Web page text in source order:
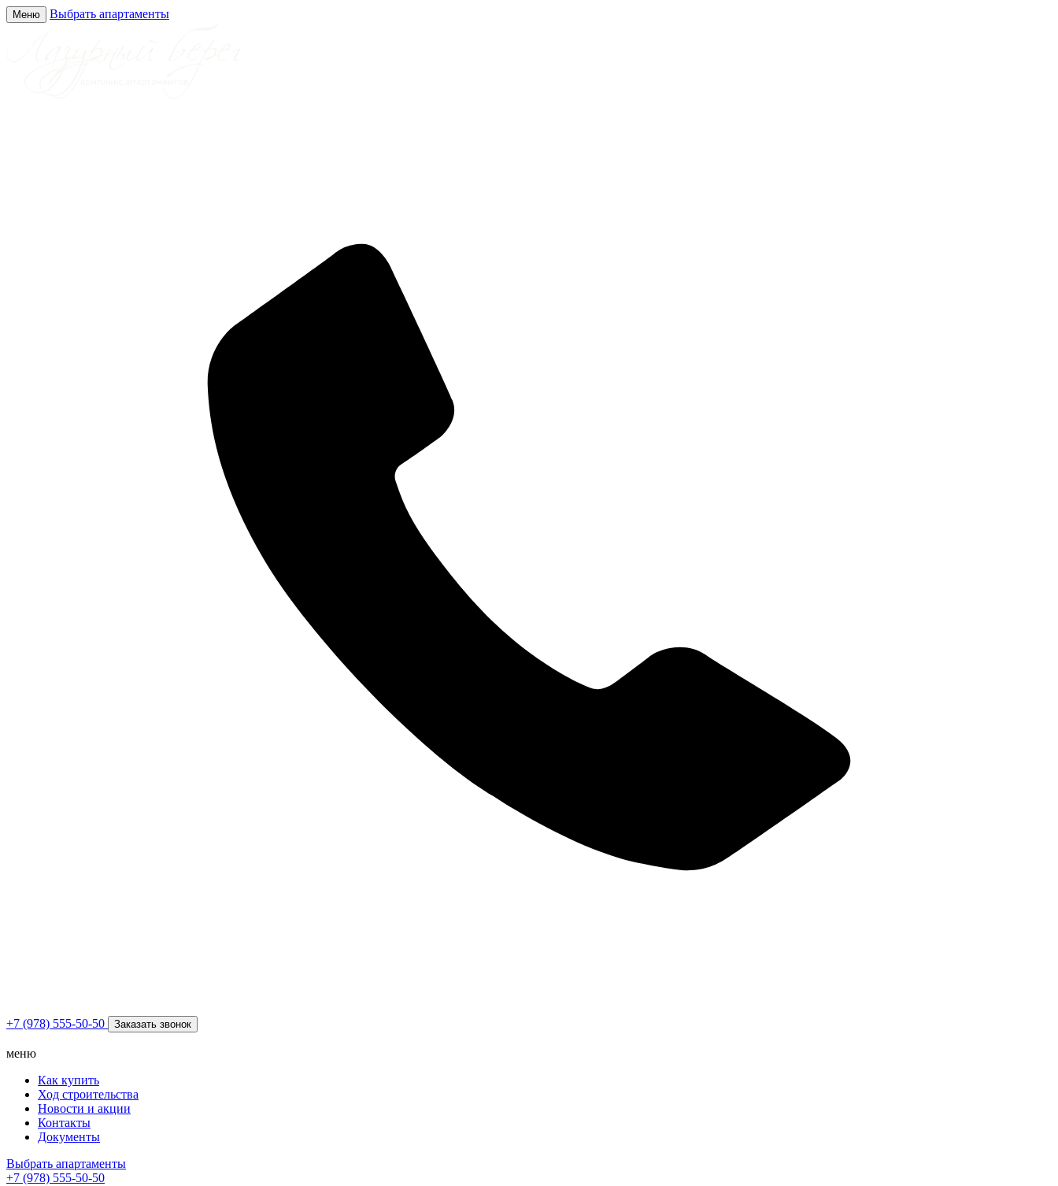
Меню Выбрать апартаменты
+7 (978) 555-50-50 Заказать звонок
меню
Как купить
Ход строительства
Новости и акции
Контакты
Документы
Выбрать апартаменты
+7 (978) 555-50-50